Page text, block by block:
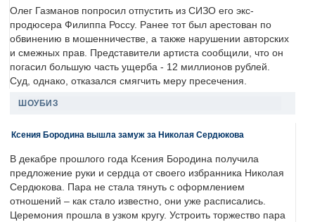
Олег Газманов попросил отпустить из СИЗО его экс-
продюсера Филиппа Россу. Ранее тот был арестован по
обвинению в мошенничестве, а также нарушении авторских
и смежных прав. Представители артиста сообщили, что он
погасил большую часть ущерба - 12 миллионов рублей.
Суд, однако, отказался смягчить меру пресечения.
ШОУБИЗ
Ксения Бородина вышла замуж за Николая Сердюкова
В декабре прошлого года Ксения Бородина получила
предложение руки и сердца от своего избранника Николая
Сердюкова. Пара не стала тянуть с оформлением
отношений – как стало известно, они уже расписались.
Церемония прошла в узком кругу. Устроить торжество пара